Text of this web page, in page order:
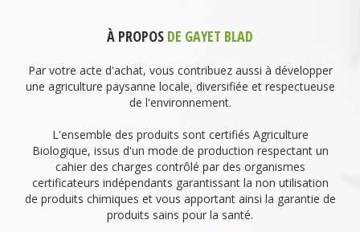
À PROPOS DE GAYET BLAD
Par votre acte d'achat, vous contribuez aussi à développer
une agriculture paysanne locale, diversifiée et respectueuse
de l'environnement.
L'ensemble des produits sont certifiés Agriculture
Biologique, issus d'un mode de production respectant un
cahier des charges contrôlé par des organismes
certificateurs indépendants garantissant la non utilisation
de produits chimiques et vous apportant ainsi la garantie de
produits sains pour la santé.